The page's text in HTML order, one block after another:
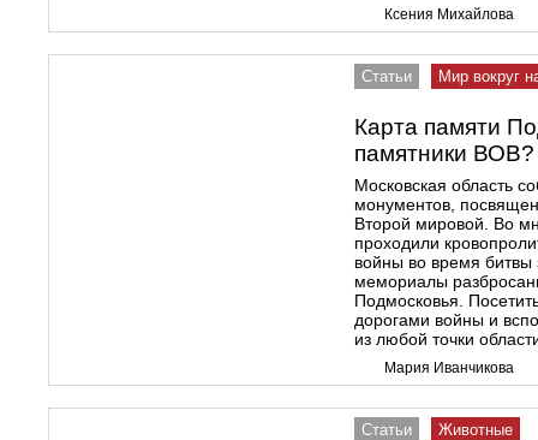
Ксения Михайлова
Статьи Мир вокруг
Карта памяти
памятники ВОВ?
Московская область
монументов,
Второй мировой. Во
проходили
войны во время битвы
мемориалы
Подмосковья.
дорогами войны и
из любой точки
Мария Иванчикова
Статьи Животные